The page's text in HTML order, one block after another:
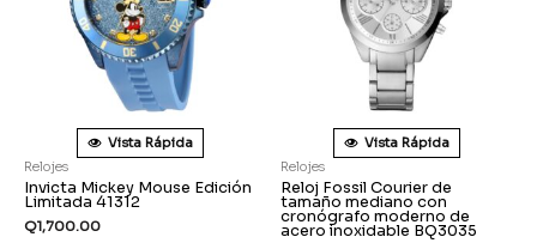
Vista Rápida
Relojes
Invicta Mickey Mouse Edición
Limitada 41312
Q1,700.00
Vista Rápida
Relojes
Reloj Fossil Courier de
tamaño mediano con
cronógrafo moderno de
acero inoxidable BQ3035